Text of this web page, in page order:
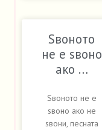
Ѕвоното
не е ѕвоно
ако …
Ѕвоното не е
ѕвоно ако не
ѕвони, песната